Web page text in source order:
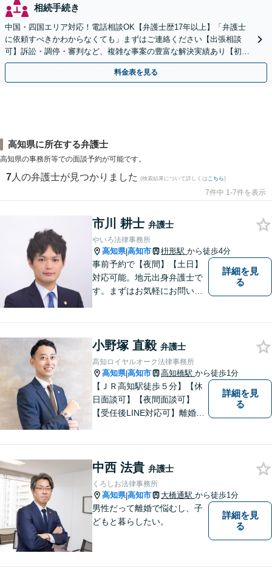
相続手続き
中国・四国エリア対応！電話相談OK【弁護士歴17年以上】「弁護士
に依頼すべきかわからなくても」まずはご連絡ください【出張相談
可】訴訟・調停・審判など、複雑な事案の豊富な解決実績あり【初回
相談無料】初回面談のみで解決できるケースもあります
料金表を見る
高知県に所在する弁護士
高知県の事務所等での面談予約が可能です。
7 人の弁護士が見つかりました (検索結果について詳しくは こちら)
7件中 1-7件を表示
市川 耕士 弁護士
やいろ法律事務所
高知県|高知市 枡形駅 から徒歩4分
事前予約で【夜間】【土日】
対応可能。地元出身弁護士で
す。まずはお気軽にお問い合
詳細を見
る
小野塚 直毅 弁護士
高知ロイヤルオーク法律事務所
高知県|高知市 高知橋駅 から徒歩1分
【ＪＲ高知駅徒歩５分】【休
日面談可】【夜間面談可】
【受任後LINE対応可】離婚、
詳細を見
る
中西 法貴 弁護士
くろしお法律事務所
高知県|高知市 大橋通駅 から徒歩1分
男性だって離婚で悩むし、子
どもと暮らしたい。
詳細を見
る